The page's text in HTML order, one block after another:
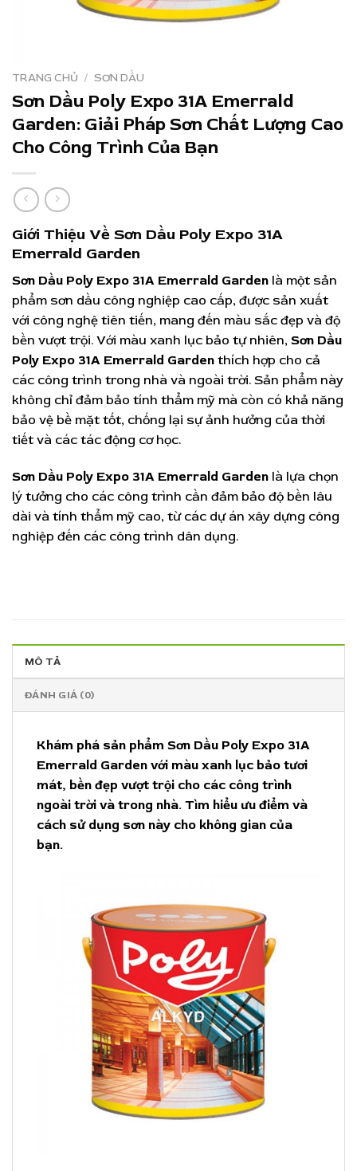
TRANG CHỦ / SƠN DẦU
Sơn Dầu Poly Expo 31A Emerrald
Garden: Giải Pháp Sơn Chất Lượng Cao
Cho Công Trình Của Bạn
Giới Thiệu Về Sơn Dầu Poly Expo 31A
Emerrald Garden
Sơn Dầu Poly Expo 31A Emerrald Garden là một sản
phẩm sơn dầu công nghiệp cao cấp, được sản xuất
với công nghệ tiên tiến, mang đến màu sắc đẹp và độ
bền vượt trội. Với màu xanh lục bảo tự nhiên, Sơn Dầu
Poly Expo 31A Emerrald Garden thích hợp cho cả
các công trình trong nhà và ngoài trời. Sản phẩm này
không chỉ đảm bảo tính thẩm mỹ mà còn có khả năng
bảo vệ bề mặt tốt, chống lại sự ảnh hưởng của thời
tiết và các tác động cơ học.
Sơn Dầu Poly Expo 31A Emerrald Garden là lựa chọn
lý tưởng cho các công trình cần đảm bảo độ bền lâu
dài và tính thẩm mỹ cao, từ các dự án xây dựng công
nghiệp đến các công trình dân dụng.
MÔ TẢ
ĐÁNH GIÁ (0)
Khám phá sản phẩm Sơn Dầu Poly Expo 31A
Emerrald Garden với màu xanh lục bảo tươi
mát, bền đẹp vượt trội cho các công trình
ngoài trời và trong nhà. Tìm hiểu ưu điểm và
cách sử dụng sơn này cho không gian của
bạn.